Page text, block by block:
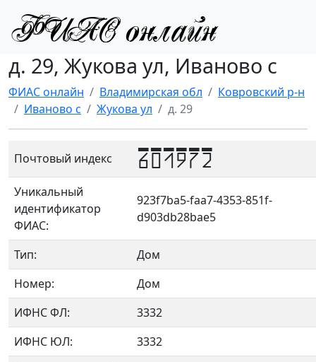
д. 29, Жукова ул, Иваново с
ФИАС онлайн Владимирская обл
Ковровский р-н
Иваново с
Жукова ул д. 29
Почтовый индекс 601972
Уникальный
идентификатор
ФИАС:
923f7ba5-faa7-4353-851f-
d903db28bae5
Тип:
Дом
Номер:
Дом
ИФНС ФЛ:
3332
ИФНС ЮЛ:
3332